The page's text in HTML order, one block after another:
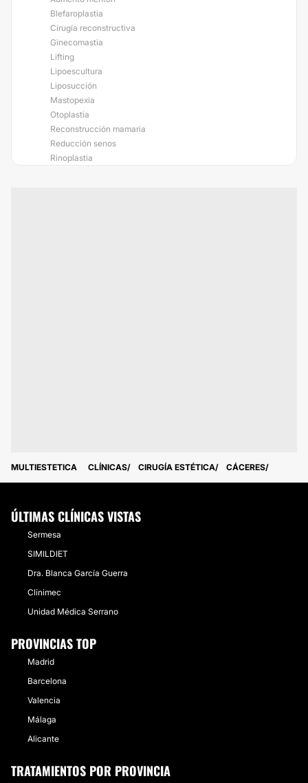
Blefaroplastia
Cirugía reconstructiva
Ginecomastia
Lifting
Lipoescultura
Liposucción
Mastopexia
Otoplastia
Reconstrucción mamaria
Reducción senos
Rinoplastia
MULTIESTETICA CLÍNICAS CIRUGÍA ESTÉTICA CÁCERES
ÚLTIMAS CLÍNICAS VISTAS
Sermesa
SIMILDIET
Dra. Blanca García Guerra
Clinimec
Unidad Médica Serrano
PROVINCIAS TOP
Madrid
Barcelona
Valencia
Málaga
Alicante
TRATAMIENTOS POR PROVINCIA